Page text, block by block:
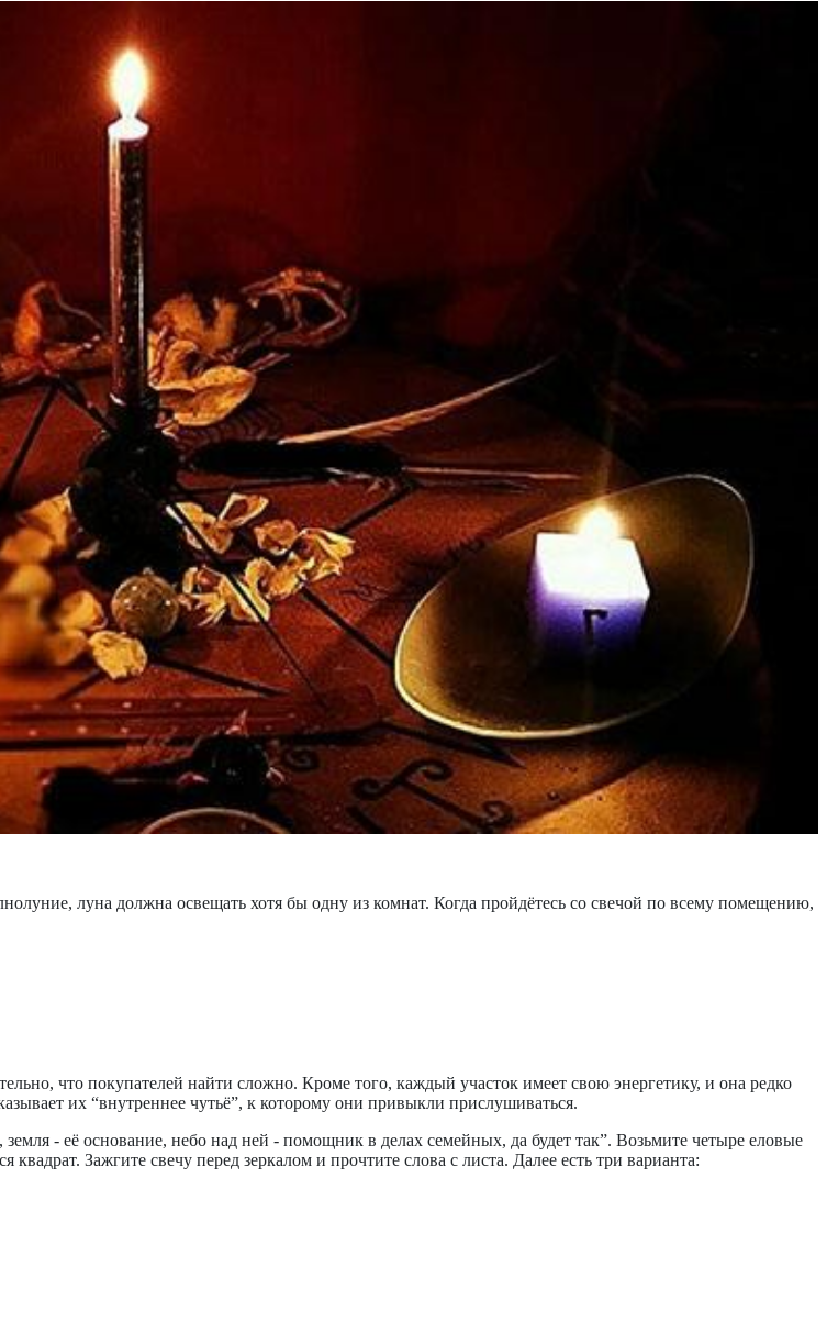
луна должна освещать хотя бы одну из комнат. Когда пройдётесь со свечой по всему помещению,
что покупателей найти сложно. Кроме того, каждый участок имеет свою энергетику, и она редко
их “внутреннее чутьё”, к которому они привыкли прислушиваться.
- её основание, небо над ней - помощник в делах семейных, да будет так”. Возьмите четыре еловые
Зажгите свечу перед зеркалом и прочтите слова с листа. Далее есть три варианта: